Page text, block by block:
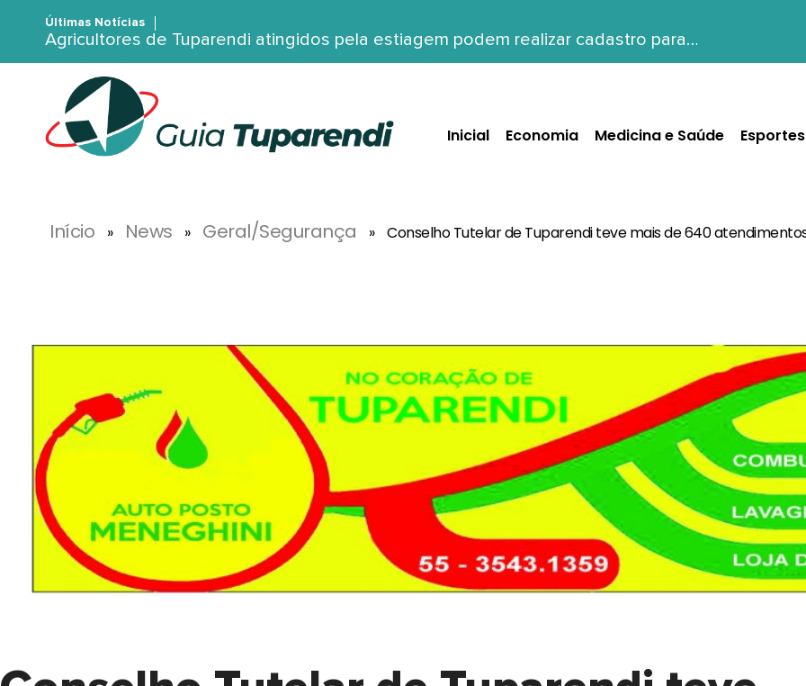
Últimas Notícias
Agricultores de Tuparendi atingidos pela estiagem podem realizar cadastro para…
Inicial Economia Medicina e Saúde Esportes
Início » News » Geral/Segurança » Conselho Tutelar de Tuparendi teve mais de 640